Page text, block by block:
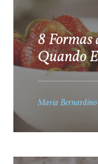
8 Formas
Quando
Maria Bernardino